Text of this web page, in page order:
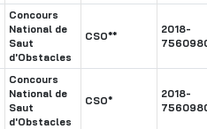
Concours
National de
Saut
d'Obstacles
CSO**
2018-
Concours
National de
Saut
d'Obstacles
CSO*
2018-